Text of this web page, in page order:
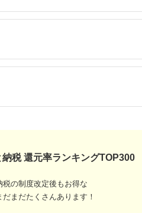
：ふるなび
山市 】道
ホテル 宿
円分 |
出典：ふるさとチョイ
FABRIC TOKYO オー
ダーセットアップお仕
立て券 95,000円相当
税 還元率ランキングTOP300
税の制度改定後もお得な
まだたくさんあります！